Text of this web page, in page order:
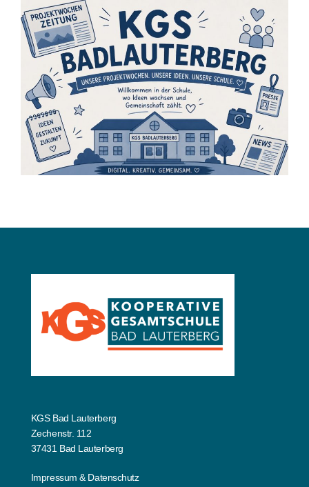
Startseite
Fotos von der Entlassfeier des
26 Juni 2026
KGS Bad Lauterberg
Zechenstr. 112
37431 Bad Lauterberg
Impressum & Datenschutz